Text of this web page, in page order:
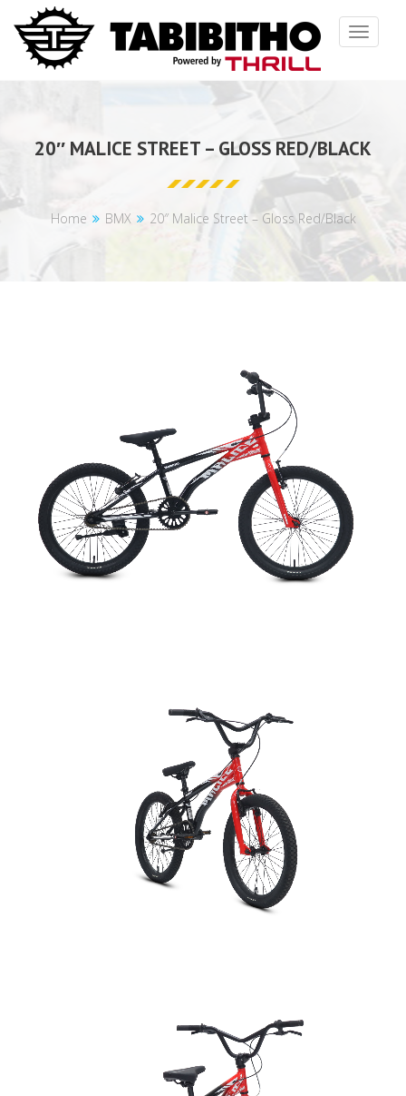
Toggle
20″ MALICE STREET – GLOSS RED/BLACK
Home BMX 20″ Malice Street – Gloss Red/Black